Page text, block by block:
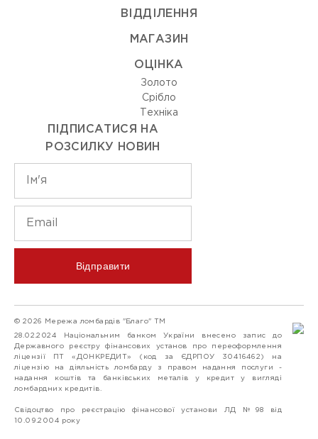
ВIДДIЛЕННЯ
МАГАЗИН
ОЦIНКА
Золото
Срiбло
Технiка
ПІДПИСАТИСЯ НА
РОЗСИЛКУ НОВИН
Відправити
© 2026 Мережа ломбардів "Благо" ТМ
28.02.2024 Національним банком України внесено запис до
Державного реєстру фінансових установ про переоформлення
ліцензії ПТ «ДОНКРЕДИТ» (код за ЄДРПОУ 30416462) на
ліцензію на діяльність ломбарду з правом надання послуги -
надання коштів та банківських металів у кредит у вигляді
ломбардних кредитів.
Свідоцтво про реєстрацію фінансової установи ЛД №98 від
10.09.2004 року